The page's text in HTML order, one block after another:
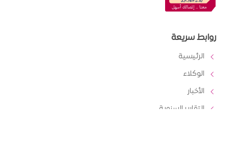
روابط سريعة
الرئيسية
الوكلاء
الأخبار
التقارير السنوية